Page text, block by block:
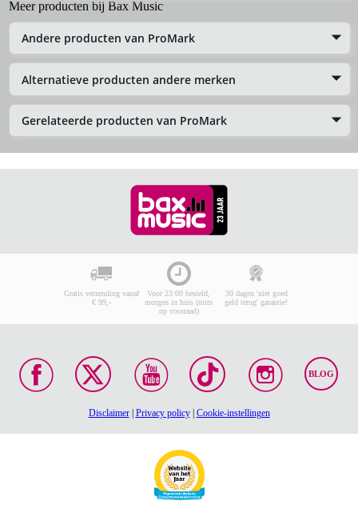
Meer producten bij Bax Music
Andere producten van ProMark
Alternatieve producten andere merken
Gerelateerde producten van ProMark
Gratis verzending vanaf
€ 99,-
Voor 23:00 besteld,
morgen in huis (mits
op voorraad)
30 dagen 'niet goed
geld terug' garantie!
BLOG
Disclaimer| Privacy policy| Cookie-instellingen